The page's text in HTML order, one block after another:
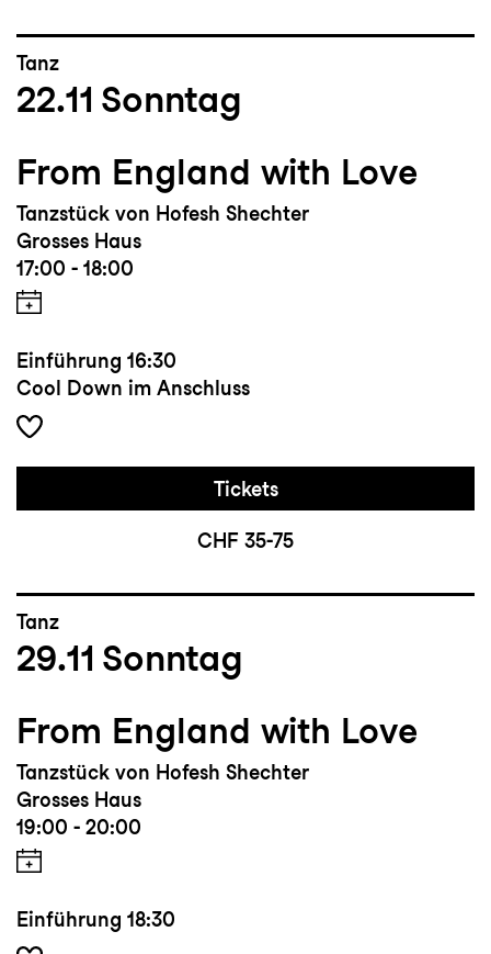
Tanz
22.11 Sonntag
From England with Love
Tanzstück von Hofesh Shechter
Grosses Haus
17:00 - 18:00
Einführung 16:30
Cool Down im Anschluss
Tickets
CHF 35-75
Tanz
29.11 Sonntag
From England with Love
Tanzstück von Hofesh Shechter
Grosses Haus
19:00 - 20:00
Einführung 18:30